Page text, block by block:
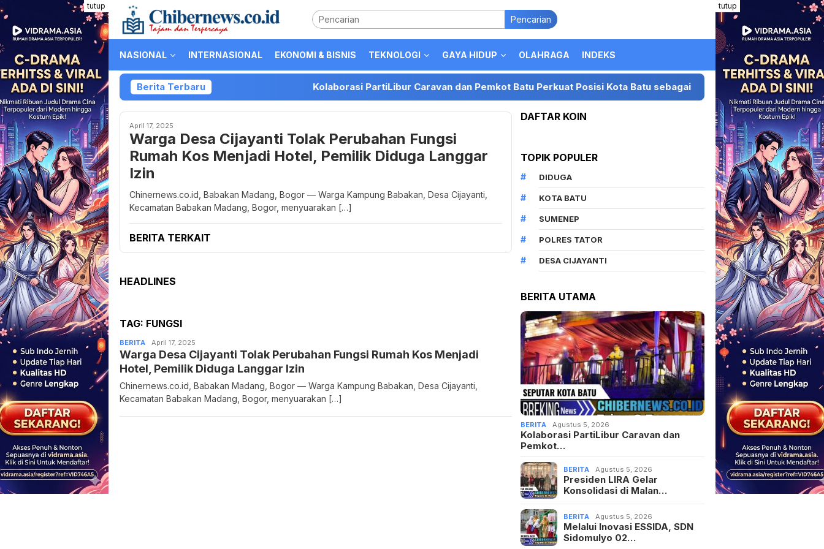
Loncat
ke
konten
tutup tutup
Pencarian
NASIONAL INTERNASIONAL EKONOMI & BISNIS TEKNOLOGI GAYA HIDUP OLAHRAGA INDEKS
Berita Terbaru Kolaborasi PartiLibur Caravan dan Pemkot Batu Perkuat Posisi Kota Batu sebagai Destinasi Festival Musik Nasional
April 17, 2025
Warga Desa Cijayanti Tolak Perubahan Fungsi
Rumah Kos Menjadi Hotel, Pemilik Diduga Langgar
Izin
Chinernews.co.id, Babakan Madang, Bogor — Warga Kampung Babakan, Desa Cijayanti,
Kecamatan Babakan Madang, Bogor, menyuarakan […]
BERITA TERKAIT
HEADLINES
TAG: FUNGSI
BERITA Admin
April 17, 2025
Warga Desa Cijayanti Tolak Perubahan Fungsi Rumah Kos Menjadi
Hotel, Pemilik Diduga Langgar Izin
Chinernews.co.id, Babakan Madang, Bogor — Warga Kampung Babakan, Desa Cijayanti,
Kecamatan Babakan Madang, Bogor, menyuarakan […]
DAFTAR KOIN
TOPIK POPULER
DIDUGA
KOTA BATU
SUMENEP
POLRES TATOR
DESA CIJAYANTI
BERITA UTAMA
BERITA Agustus 5, 2026
Kolaborasi PartiLibur Caravan dan
Pemkot…
BERITA Agustus 5, 2026
Presiden LIRA Gelar
Konsolidasi di Malan…
BERITA Agustus 5, 2026
Melalui Inovasi ESSIDA, SDN
Sidomulyo 02…